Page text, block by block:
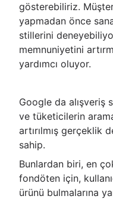
gösterebiliriz.
yapmadan önce
stillerini
memnuniyetini
yardımcı oluyor.
Google da alışveriş
ve tüketicilerin
artırılmış gerçeklik
sahip.
Bunlardan biri, en
fondöten için,
ürünü bulmalarına